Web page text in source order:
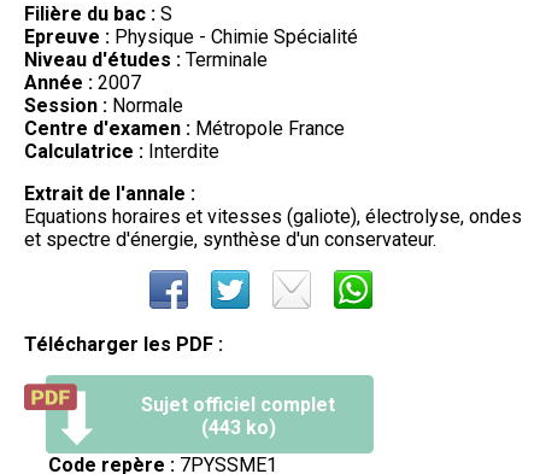
Filière du bac : S
Epreuve : Physique - Chimie Spécialité
Niveau d'études : Terminale
Année : 2007
Session : Normale
Centre d'examen : Métropole France
Calculatrice : Interdite
Extrait de l'annale :
Equations horaires et vitesses (galiote), électrolyse, ondes
et spectre d'énergie, synthèse d'un conservateur.
Télécharger les PDF :
Sujet officiel complet
(443 ko)
Code repère : 7PYSSME1